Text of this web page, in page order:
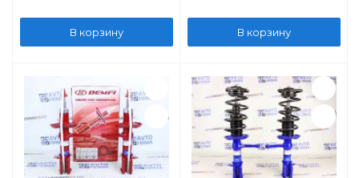
В корзину В корзину